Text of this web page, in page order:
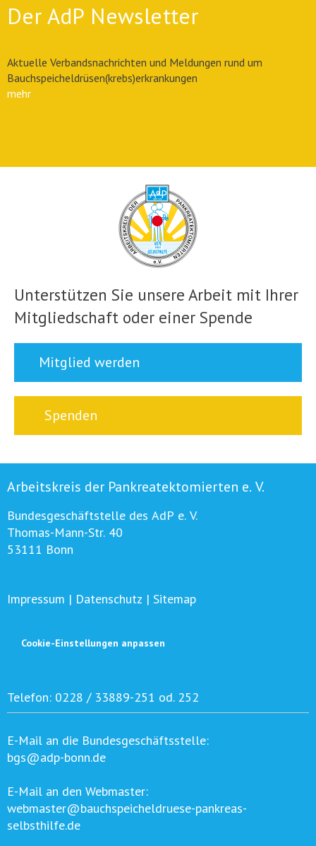
Der AdP Newsletter
Aktuelle Verbandsnachrichten und Meldungen rund um
Bauchspeicheldrüsen(krebs)erkrankungen
mehr
Unterstützen Sie unsere Arbeit mit Ihrer
Mitgliedschaft oder einer Spende
Mitglied werden
Spenden
Arbeitskreis der Pankreatektomierten e. V.
Bundesgeschäftstelle des AdP e. V.
Thomas-Mann-Str. 40
53111 Bonn
Impressum | Datenschutz | Sitemap
Cookie-Einstellungen anpassen
Telefon: 0228 / 33889-251 od. 252
E-Mail an die Bundesgeschäftsstelle:
bgs@adp-bonn.de
E-Mail an den Webmaster:
webmaster@bauchspeicheldruese-pankreas-
selbsthilfe.de